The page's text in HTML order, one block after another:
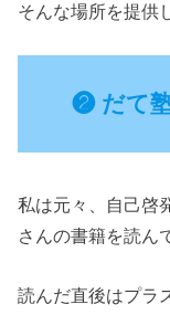
そんな場所を提供
❷ だて
私は元々、自己啓
さんの書籍を読ん
読んだ直後はプラ